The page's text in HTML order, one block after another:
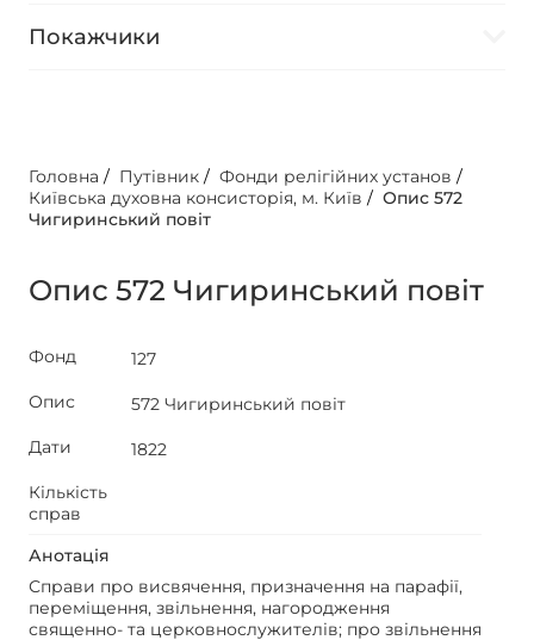
Покажчики
Головна / Путівник / Фонди релігійних установ /
Київська духовна консисторія, м. Київ / Опис 572
Чигиринський повіт
Опис 572 Чигиринський повіт
Фонд
127
Опис
572 Чигиринський повіт
Дати
1822
Кількість
справ
Анотація
Справи про висвячення, призначення на парафії,
переміщення, звільнення, нагородження
священно- та церковнослужителів; про звільнення